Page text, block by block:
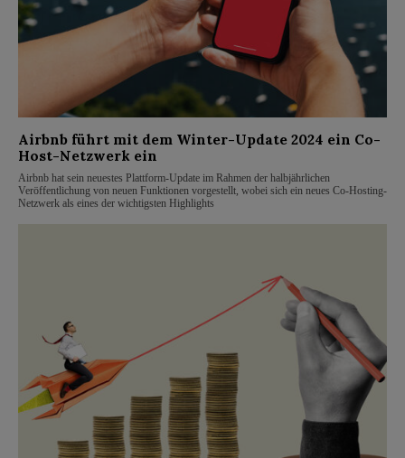
Airbnb führt mit dem Winter-Update 2024 ein Co-
Host-Netzwerk ein
Airbnb hat sein neuestes Plattform-Update im Rahmen der halbjährlichen
Veröffentlichung von neuen Funktionen vorgestellt, wobei sich ein neues Co-Hosting-
Netzwerk als eines der wichtigsten Highlights